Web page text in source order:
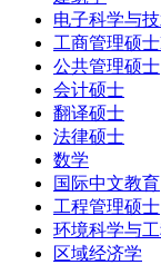
电子科学与
工商管理硕
公共管理硕士
会计硕士
翻译硕士
法律硕士
数学
国际中文教育
工程管理硕士
环境科学与
区域经济学